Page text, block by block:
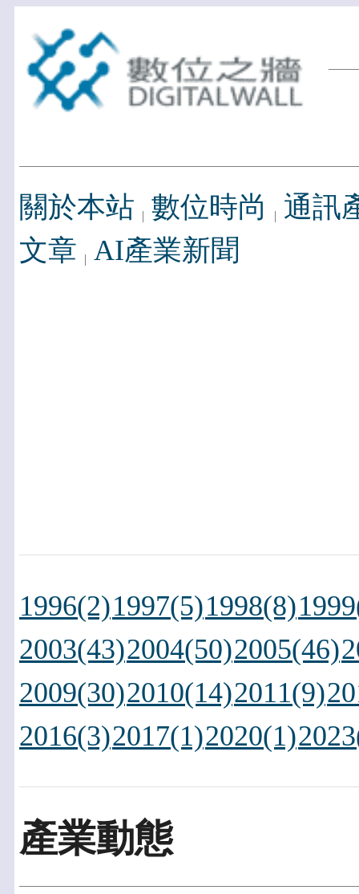
關於本站 數位時尚
通訊
文章 AI產業新聞
1996(2)1997(5)1998(8)
2003(43)2004(50)2005(46)
2009(30)2010(14)2011(9)
2016(3)2017(1)2020(1)
產業動態